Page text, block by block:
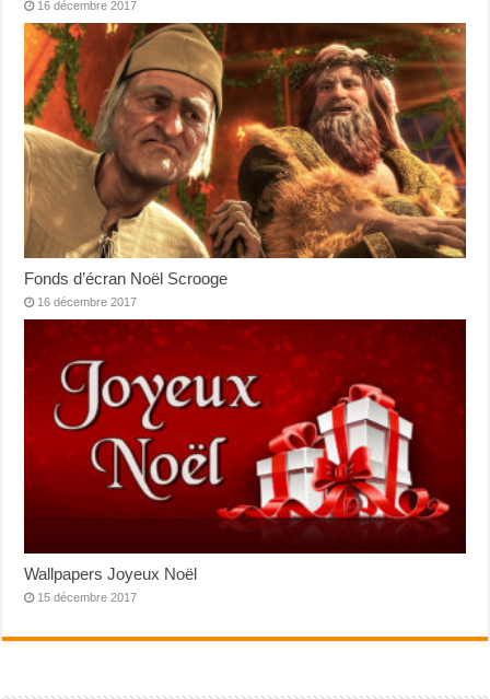
16 décembre 2017
Fonds d’écran Noël Scrooge
16 décembre 2017
Wallpapers Joyeux Noël
15 décembre 2017